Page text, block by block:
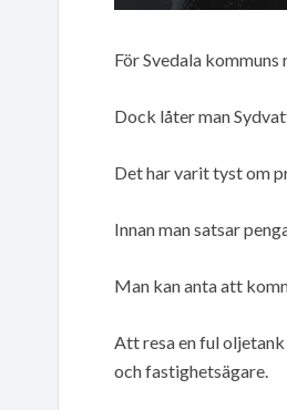
För Svedala
Dock låter man
Det har varit tyst om
Innan man satsar
Man kan anta att
Att resa en ful oljetank
och fastighetsägare.